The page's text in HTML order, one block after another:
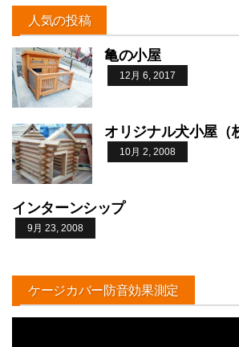
人気の投稿
亀の小屋
12月 6, 2017
オリジナル犬小屋（
10月 2, 2008
インターンシップ
9月 23, 2008
ケージカバー防音効果測定